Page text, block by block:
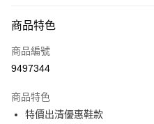
信用卡一次付款
信用卡分期付款
合作金庫商業銀行
華南商業銀行
超商取貨付款
商品特色
商品編號
9497344
商品特色
特價出清優惠鞋款